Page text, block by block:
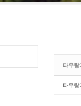
타우
타우